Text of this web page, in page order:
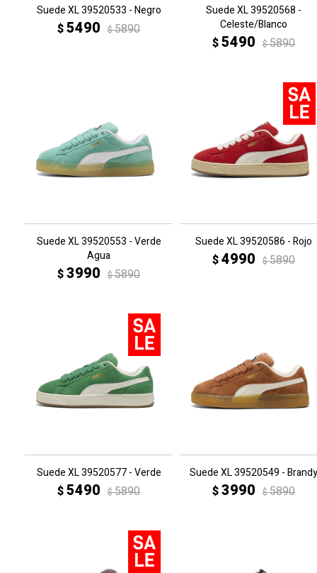
Suede XL 39520533 - Negro
$5490 $5890
Suede XL 39520568 -
Celeste/Blanco
$5490 $5890
Suede XL 39520553 - Verde
Agua
$3990 $5890
Suede XL 39520586 - Rojo
$4990 $5890
Suede XL 39520577 - Verde
$5490 $5890
Suede XL 39520549 - Brandy
$3990 $5890